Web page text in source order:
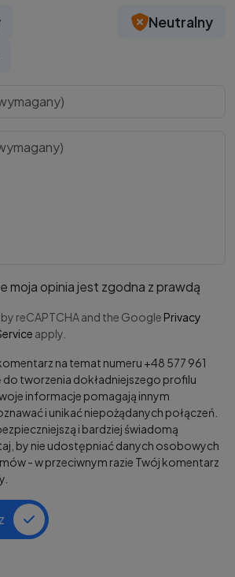
Neutralny
moja opinia jest zgodna z prawdą
reCAPTCHA and the Google Privacy
apply.
na temat numeru +48 577 961
do tworzenia dokładniejszego profilu
informacje pomagają innym
i unikać niepożądanych połączeń.
i bardziej świadomą
by nie udostępniać danych osobowych
- w przeciwnym razie Twój komentarz